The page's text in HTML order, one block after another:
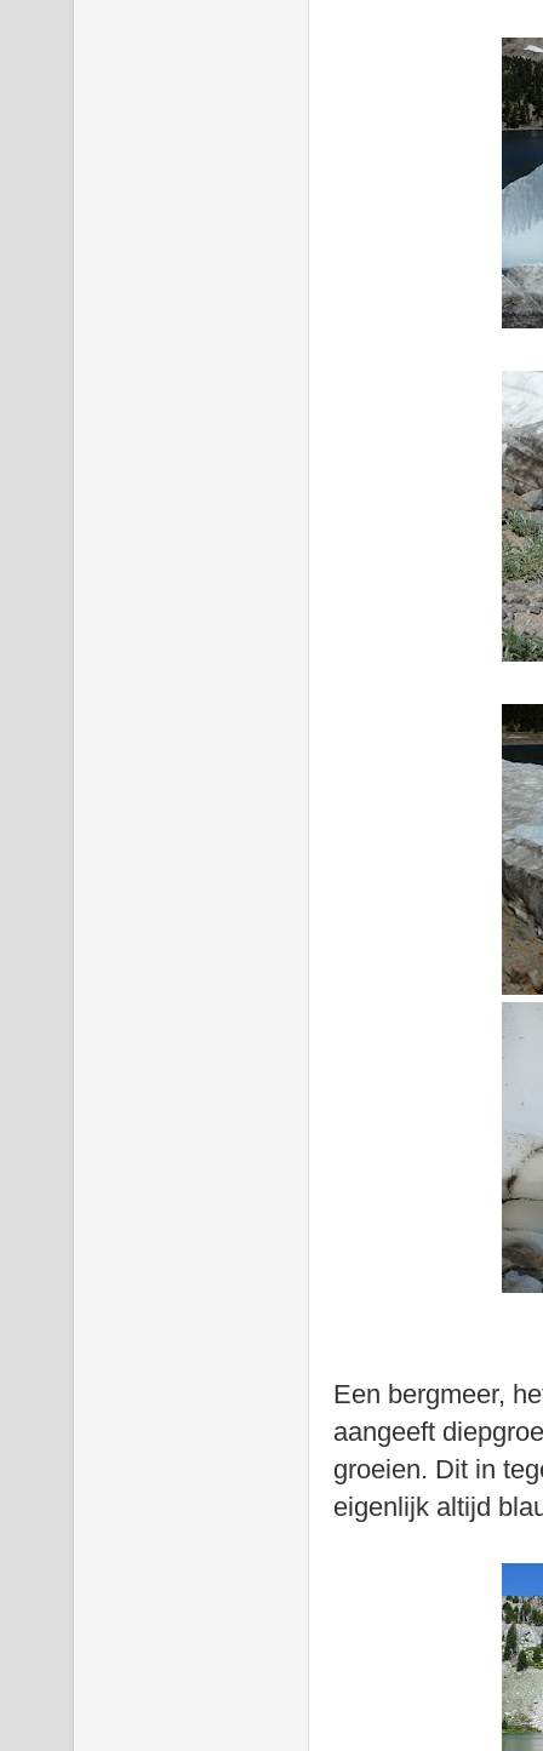
Een bergmeer,
aangeeft
groeien. Dit in
eigenlijk altijd